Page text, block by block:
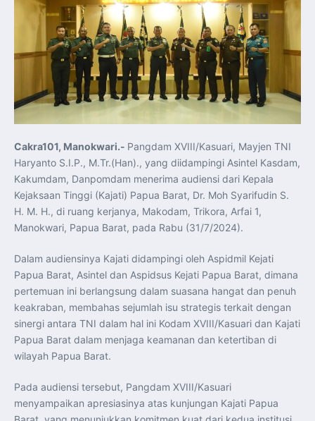
Koordinasi Jaga Stabilitas Keuangan dan Kepercayaan
Pasar
Presiden Prabowo Perkuat Sinergi Perguruan Tinggi dan
PT PAL untuk Majukan Industri Perkapalan Nasional
KASAL dan Panglima Armada Pasifik Rusia Resmi Buka
Latma ORRUDA 2026
T-50i Golden Eagle TNI AU Meriahkan Pitch Black Mindil
Beach Flying Display 2026
Indonesia dan Turki Sepakati Joint Action Plan 2026–
2027, Perkuat Pasar Kerja Inklusif hingga Transformasi
Balai Vokasi
TNI AU Tingkatkan Kemampuan Personel melalui
Pelatihan Signal Radio untuk Misi Pertahanan Udara dan
Menkeu Purbaya Instruksikan Penyelarasan Aturan KEK
untuk Perkuat Daya Saing Industri Dalam Negeri
Mentan Amran Pacu Produksi Gula Nasional, Target
Swasembada Gula Putih Dua Tahun dan Tembus 3 Juta
Ton
Menlu Sugiono Tekankan Inovasi sebagai Kunci
Penguatan Kerja Sama Konkret ASEAN Plus Three
Latma ORRUDA 2026 di Vladivostok Perkuat Diplomasi
Maritim TNI AL dan Rusia
Menlu Sugiono: “Kekuatan Ekonomi ASEAN-RRT Harus
Menjadi Penopang Stabilitas Kawasan”
ASEAN dan Amerika Serikat Perkuat Kemitraan untuk
Jaga Stabilitas Kawasan dan Dorong Pertumbuhan
Ekonomi
Presiden Prabowo Terima Direktur FBI, Indonesia dan AS
Perkuat Kerja Sama Repatriasi Artefak Budaya
Menteri PKP dan Ketua DEN Perkuat Kolaborasi
Teknologi, Data, dan Pembiayaan Demi Percepatan
Program 3 Juta Rumah
Pendaftaran MagangHub Angkatan II Batch 1 Dibuka
dan Sertifikasi Kompetensi
KASAU Bekali 154 Perwira Remaja AAU 2026, Tekankan
Integritas dan Profesionalisme sebagai Bekal
Pengabdian
Cakra101, Manokwari.- Pangdam XVIII/Kasuari, Mayjen TNI
Haryanto S.I.P., M.Tr.(Han)., yang diidampingi Asintel Kasdam,
Kakumdam, Danpomdam menerima audiensi dari Kepala
Kejaksaan Tinggi (Kajati) Papua Barat, Dr. Moh Syarifudin S.
H. M. H., di ruang kerjanya, Makodam, Trikora, Arfai 1,
Manokwari, Papua Barat, pada Rabu (31/7/2024).
Dalam audiensinya Kajati didampingi oleh Aspidmil Kejati
Papua Barat, Asintel dan Aspidsus Kejati Papua Barat, dimana
pertemuan ini berlangsung dalam suasana hangat dan penuh
keakraban, membahas sejumlah isu strategis terkait dengan
sinergi antara TNI dalam hal ini Kodam XVIII/Kasuari dan Kajati
Papua Barat dalam menjaga keamanan dan ketertiban di
wilayah Papua Barat.
Pada audiensi tersebut, Pangdam XVIII/Kasuari
menyampaikan apresiasinya atas kunjungan Kajati Papua